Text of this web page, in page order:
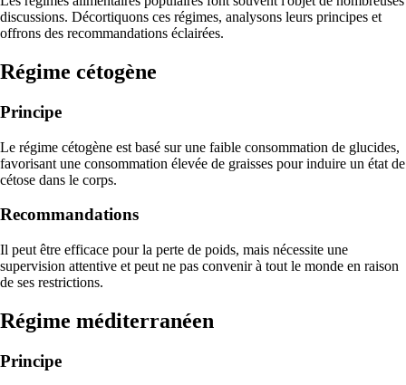
discussions. Décortiquons ces régimes, analysons leurs principes et
offrons des recommandations éclairées.
Régime cétogène
Principe
Le régime cétogène est basé sur une faible consommation de glucides,
favorisant une consommation élevée de graisses pour induire un état de
cétose dans le corps.
Recommandations
Il peut être efficace pour la perte de poids, mais nécessite une
supervision attentive et peut ne pas convenir à tout le monde en raison
de ses restrictions.
Régime méditerranéen
Principe